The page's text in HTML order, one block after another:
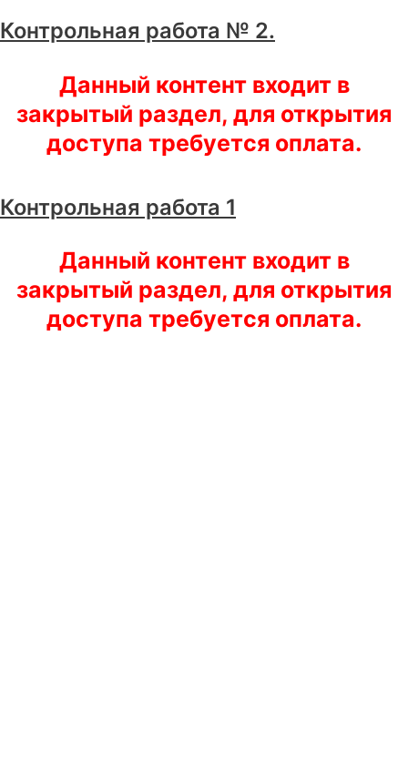
Контрольная работа № 2.
Данный контент входит в
закрытый раздел, для открытия
доступа требуется оплата.
Контрольная работа 1
Данный контент входит в
закрытый раздел, для открытия
доступа требуется оплата.